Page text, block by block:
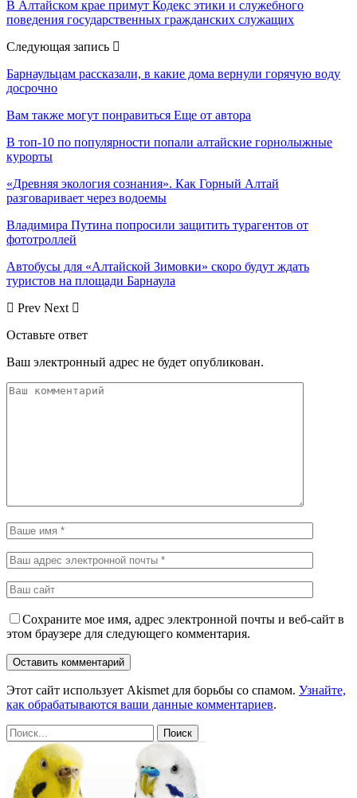
В Алтайском крае примут Кодекс этики и служебного
поведения государственных гражданских служащих
Следующая запись
Барнаульцам рассказали, в какие дома вернули горячую воду
досрочно
Вам также могут понравиться Еще от автора
В топ-10 по популярности попали алтайские горнолыжные
курорты
«Древняя экология сознания». Как Горный Алтай
разговаривает через водоемы
Владимира Путина попросили защитить турагентов от
фототроллей
Автобусы для «Алтайской Зимовки» скоро будут ждать
туристов на площади Барнаула
Prev Next
Оставьте ответ
Ваш электронный адрес не будет опубликован.
Сохраните мое имя, адрес электронной почты и веб-сайт в
этом браузере для следующего комментария.
Этот сайт использует Akismet для борьбы со спамом. Узнайте,
как обрабатываются ваши данные комментариев.